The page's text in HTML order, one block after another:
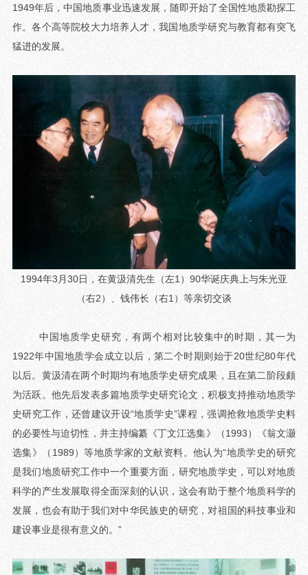
1949年后，中国地质事业迅速发展，随即开始了全国性地质勘探工
作。各个高等院校大力培养人才，我国地质学研究与教育都有突飞
猛进的发展。
1994年3月30日，在黄汲清先生（左1）90华诞庆典上与朱光亚
（右2）、钱伟长（右1）等亲切交谈
中国地质学史研究，有两个相对比较集中的时期，其一为
1922年中国地质学会成立以后，第二个时期则始于20世纪80年代
以后。黄汲清在两个时期均有地质学史研究成果，且在第二阶段颇
为活跃。他先后发表多篇地质学史研究论文，积极支持推动地质学
史研究工作，还曾建议开设“地质学史”课程，强调抢救地质学史料
的必要性与迫切性，并主持编纂《丁文江选集》（1993）《翁文灏
选集》（1989）等地质学家的文献资料。他认为“地质学史的研究
是我们地质研究工作中一个重要方面，研究地质学史，可以对地质
科学的产生发展取得全面深刻的认识，这会有助于整个地质科学的
发展，也会有助于我们对中华民族史的研究，对祖国的科技事业和
建设事业是很有意义的。”